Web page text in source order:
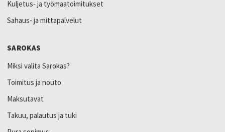
Kuljetus- ja työmaatoimitukset
Sahaus- ja mittapalvelut
SAROKAS
Miksi valita Sarokas?
Toimitus ja nouto
Maksutavat
Takuu, palautus ja tuki